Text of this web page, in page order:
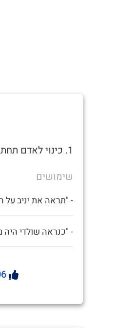
1. כינוי לאדם תחת השפעה קשה של אלכוהול או סמים.
שימושים
- "תראה את יניב על
- "כנראה שולדי היה